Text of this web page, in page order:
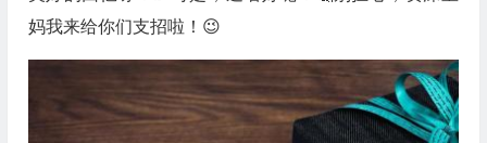
妈我来给你们支招啦！😉